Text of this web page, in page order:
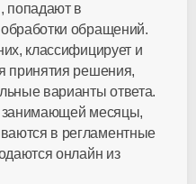
попадают в
обращений.
классифицирует и
принятия решения,
варианты ответа.
занимающей месяцы,
в регламентные
онлайн из